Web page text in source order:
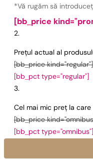
*Vă rugăm să
[bb_price
Prețul actual al
[bb_price kind="regular"]
[bb_pct type="regular"]
Cel mai mic preț la
[bb_price
[bb_pct type="omnibus"]